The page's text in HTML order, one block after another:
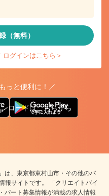
（無料）
グインはこちら＞
っと便利に！／
ロードはこちらから
は、東京都東村山市・その他のバ
報サイトです。 「クリエイトバイ
パート募集情報が満載の求人情報